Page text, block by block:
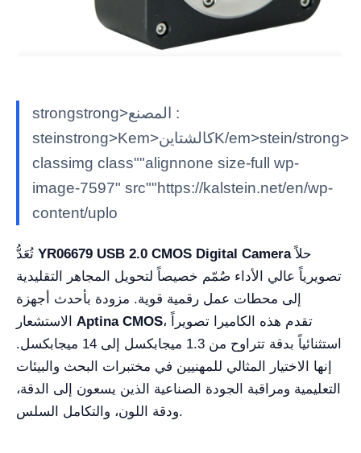
strongstrong>المصنع :
steinstrong>Kem>كالشتاينK/em>stein/strong>
classimg class""alignnone size-full wp-
image-7597" src""https://kalstein.net/en/wp-
content/uplo
YR06679 USB 2.0 CMOS Digital Cameraحلاً
تصويرياً عالي الأداء صُمّم خصيصاً لتحويل المجاهر التقليدية
إلى محطات عمل رقمية قوية. مزودة بأحدث أجهزة
Aptina CMOS، تقدم هذه الكاميرا تصويراً
استثنائياً بدقة تتراوح من 1.3 ميجابكسل إلى 14 ميجابكسل.
إنها الاختيار المثالي للمهنيين في مختبرات البحث والبيئات
التعليمية ومراقبة الجودة الصناعية الذين يسعون إلى الدقة،
ودقة اللون، والتكامل السلس.